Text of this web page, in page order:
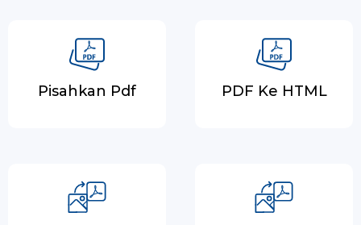
Pisahkan Pdf PDF Ke HTML